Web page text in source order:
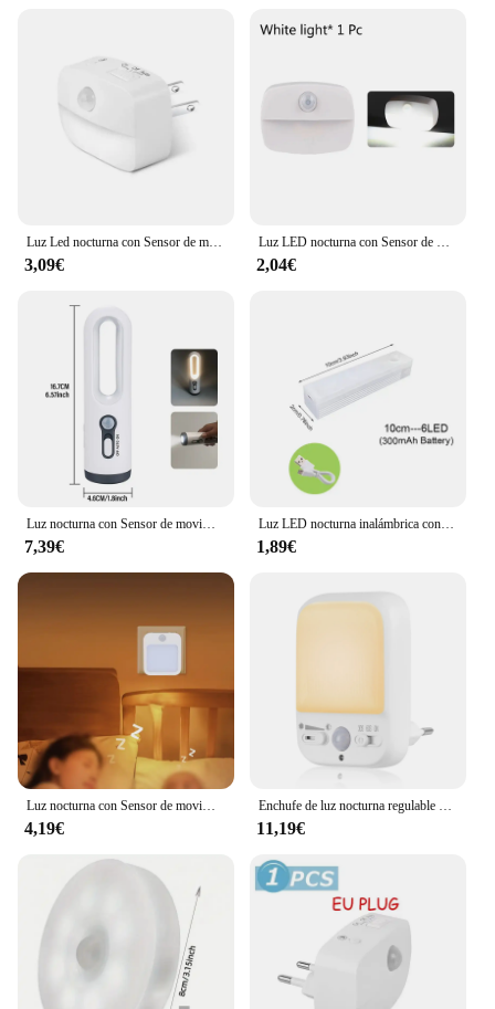
Luz Led nocturna con Sensor de movimiento, lámpara de inducción humana PIR, enchufe de pared para dormitorio y pasillo, 3 colores, UE y EE. UU., CA 85-265V
3,09€
Luz LED nocturna con Sensor de movimiento, lámpara inalámbrica de encendido y apagado automático para debajo del gabinete, cocina, dormitorio, armario, escaleras
2,04€
Luz nocturna con Sensor de movimiento LED, linterna portátil 2 en 1 con Sensor de anochecer a amanecer para dormitorio, baño, lectura, Camping
7,39€
Luz LED nocturna inalámbrica con Sensor de movimiento, lámpara de noche recargable por USB para armario de cocina, lámpara de armario, retroiluminación de escalera
1,89€
Luz nocturna con Sensor de movimiento con luz LED, lámparas de enchufe europeo, luz nocturna para niños, lámpara de noche inalámbrica para mesita de noche, dormitorio
4,19€
Enchufe de luz nocturna regulable con Sensor de movimiento para interiores, luz nocturna LED de encendido/apagado automático, 30s/60s, enchufe para niños
11,19€